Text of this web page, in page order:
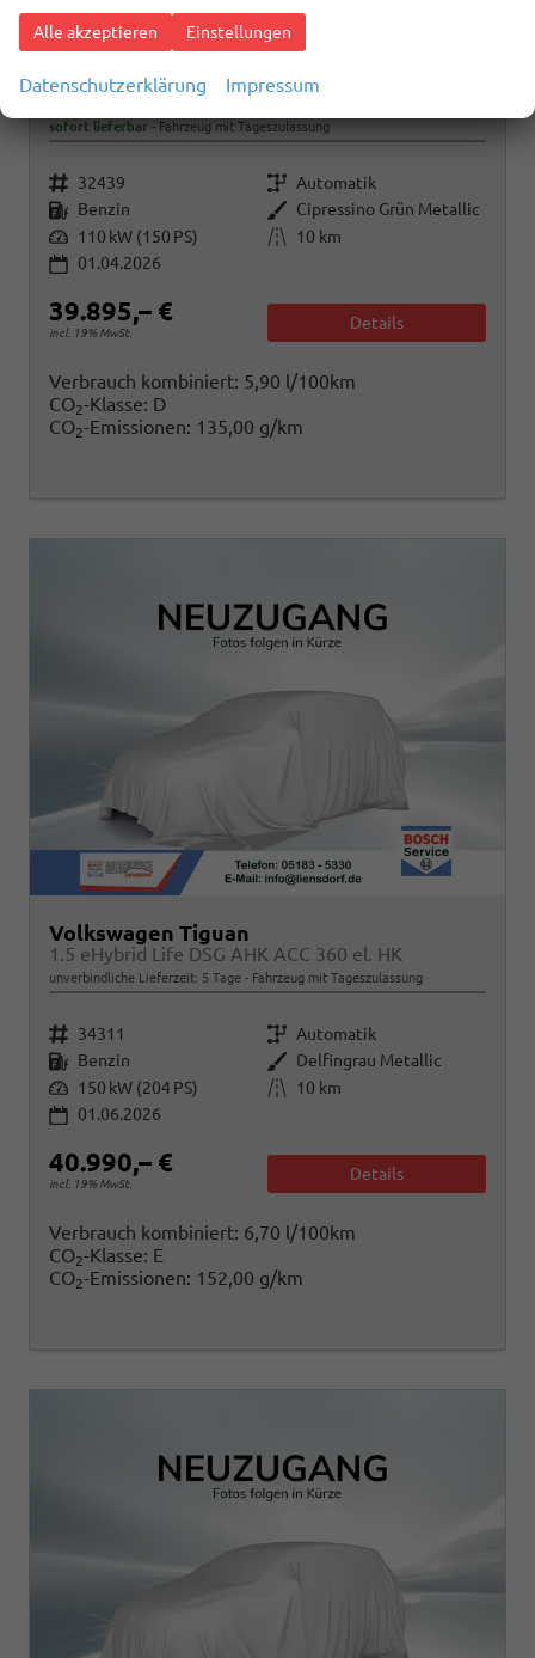
Volkswagen Tiguan
sofort lieferbar Fahrzeug mit Tageszulassung
Fahrzeugnr. 32439 Getriebe Automatik
Kraftstoff Benzin Außenfarbe Cipressino Grün Metallic
Leistung 110 kW (150 PS) Kilometerstand
10 km
01.04.2026
39.895,– €
incl. 19% MwSt.
Details
Verbrauch kombiniert: 5,90 l/100km
CO2-Klasse: D
CO2-Emissionen: 135,00 g/km
Volkswagen Tiguan
1.5 eHybrid Life DSG AHK ACC 360 el. HK
unverbindliche Lieferzeit: 5 Tage Fahrzeug mit Tageszulassung
Fahrzeugnr. 34311 Getriebe Automatik
Kraftstoff Benzin Außenfarbe Delfingrau Metallic
Leistung 150 kW (204 PS) Kilometerstand
10 km
01.06.2026
40.990,– €
incl. 19% MwSt.
Details
Verbrauch kombiniert: 6,70 l/100km
CO2-Klasse: E
CO2-Emissionen: 152,00 g/km
Alle akzeptieren Einstellungen
Datenschutzerklärung Impressum